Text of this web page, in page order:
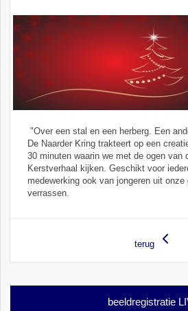
"Over een stal en een herberg. Een
De Naarder Kring trakteert op een
30 minuten waarin we met de ogen van
Kerstverhaal kijken. Geschikt voor
medewerking ook van jongeren uit
verrassen.
terug
beeldregistratie